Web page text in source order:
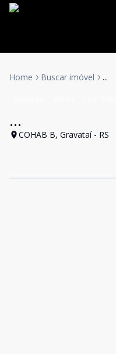
Home Buscar imóvel ...
...
COHAB B, Gravataí - RS